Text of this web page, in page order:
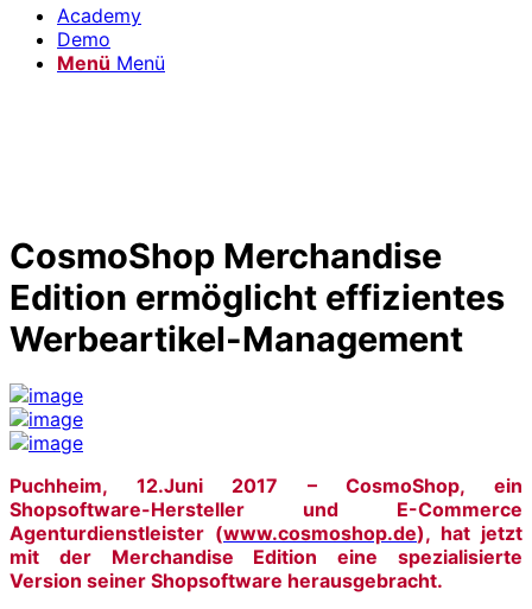
Academy
Demo
Menü Menü
CosmoShop Merchandise
Edition ermöglicht effizientes
Werbeartikel-Management
Puchheim, 12.Juni 2017 –CosmoShop, ein
Shopsoftware-Hersteller und E-Commerce
Agenturdienstleister (www.cosmoshop.de), hat jetzt
mit der Merchandise Edition eine spezialisierte
Version seiner Shopsoftware herausgebracht.